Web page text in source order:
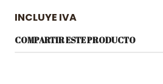
INCLUYE IVA
COMPARTIR ESTE PRODUCTO